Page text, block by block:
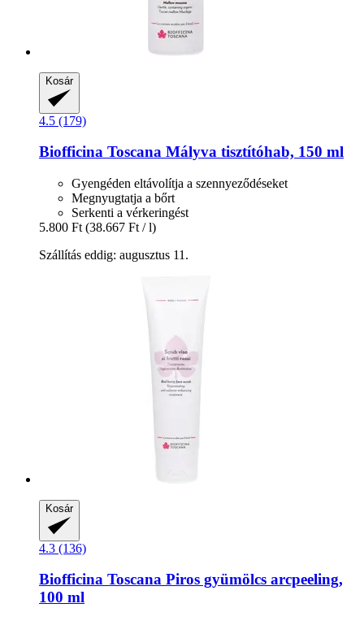
Kosár
4.5 (179)
Biofficina Toscana Mályva tisztítóhab, 150 ml
Gyengéden eltávolítja a szennyeződéseket
Megnyugtatja a bőrt
Serkenti a vérkeringést
5.800 Ft (38.667 Ft / l)
Szállítás eddig: augusztus 11.
Kosár
4.3 (136)
Biofficina Toscana Piros gyümölcs arcpeeling,
100 ml